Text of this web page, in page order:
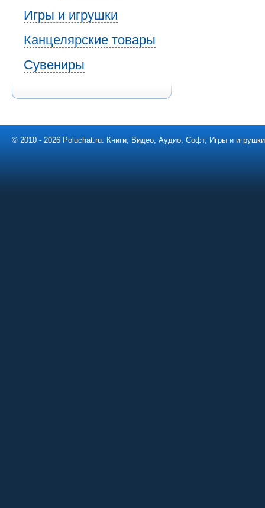
Игры и игрушки
Канцелярские товары
Сувениры
© 2010 - 2026 Poluchat.ru: Книги, Видео, Аудио, Софт, Игры и